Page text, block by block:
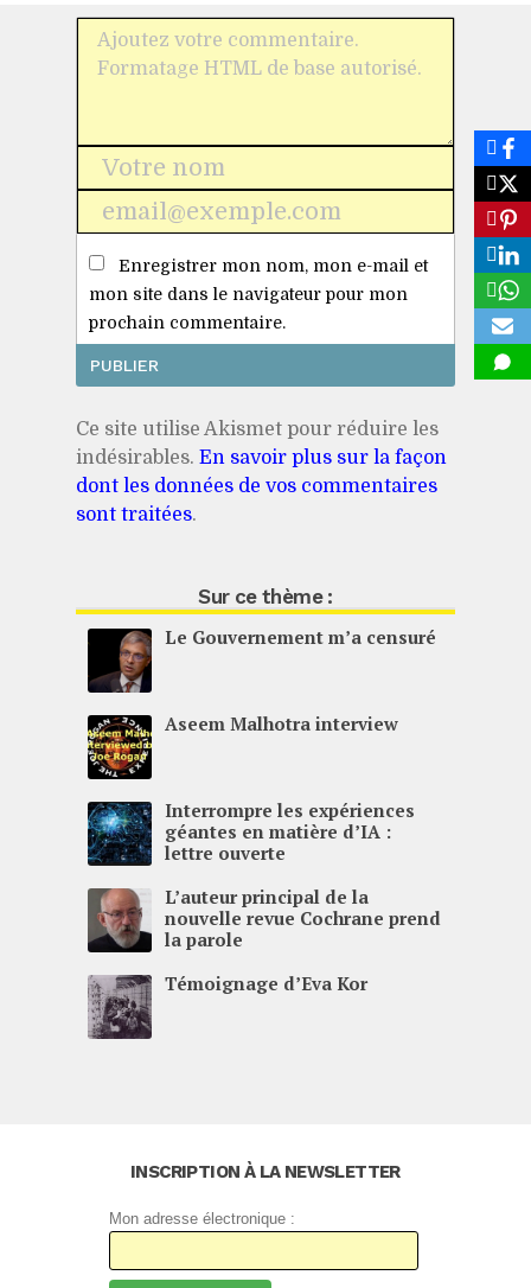
Nom
E-
mailEnregistrer mon nom, mon e-mail et
mon site dans le navigateur pour mon
prochain commentaire.
Ce site utilise Akismet pour réduire les
indésirables. En savoir plus sur la façon
dont les données de vos commentaires
sont traitées.
Sur ce thème :
Le Gouvernement m’a censuré
Aseem Malhotra interview
Interrompre les expériences
géantes en matière d’IA :
lettre ouverte
L’auteur principal de la
nouvelle revue Cochrane prend
la parole
Témoignage d’Eva Kor
INSCRIPTION À LA NEWSLETTER
Mon adresse électronique :